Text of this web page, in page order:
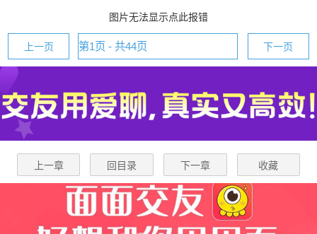
图片无法显示点此报错
上一页 下一页
上一章 回目录 下一章 收藏